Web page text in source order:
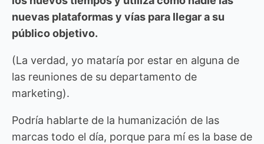
nuevas plataformas y vías para llegar a su
público objetivo.
(La verdad, yo mataría por estar en alguna de
las reuniones de su departamento de
marketing).
Podría hablarte de la humanización de las
marcas todo el día, porque para mí es la base de